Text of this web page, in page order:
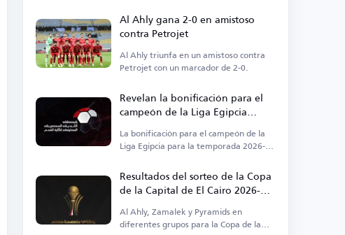
Al Ahly gana 2-0 en amistoso
contra Petrojet
Al Ahly triunfa en un amistoso contra
Petrojet con un marcador de 2-0.
Revelan la bonificación para el
campeón de la Liga Egipcia
2026-2027
La bonificación para el campeón de la
Liga Egipcia para la temporada 2026-
egipcias.
Resultados del sorteo de la Copa
de la Capital de El Cairo 2026-
2027
Al Ahly, Zamalek y Pyramids en
diferentes grupos para la Copa de la